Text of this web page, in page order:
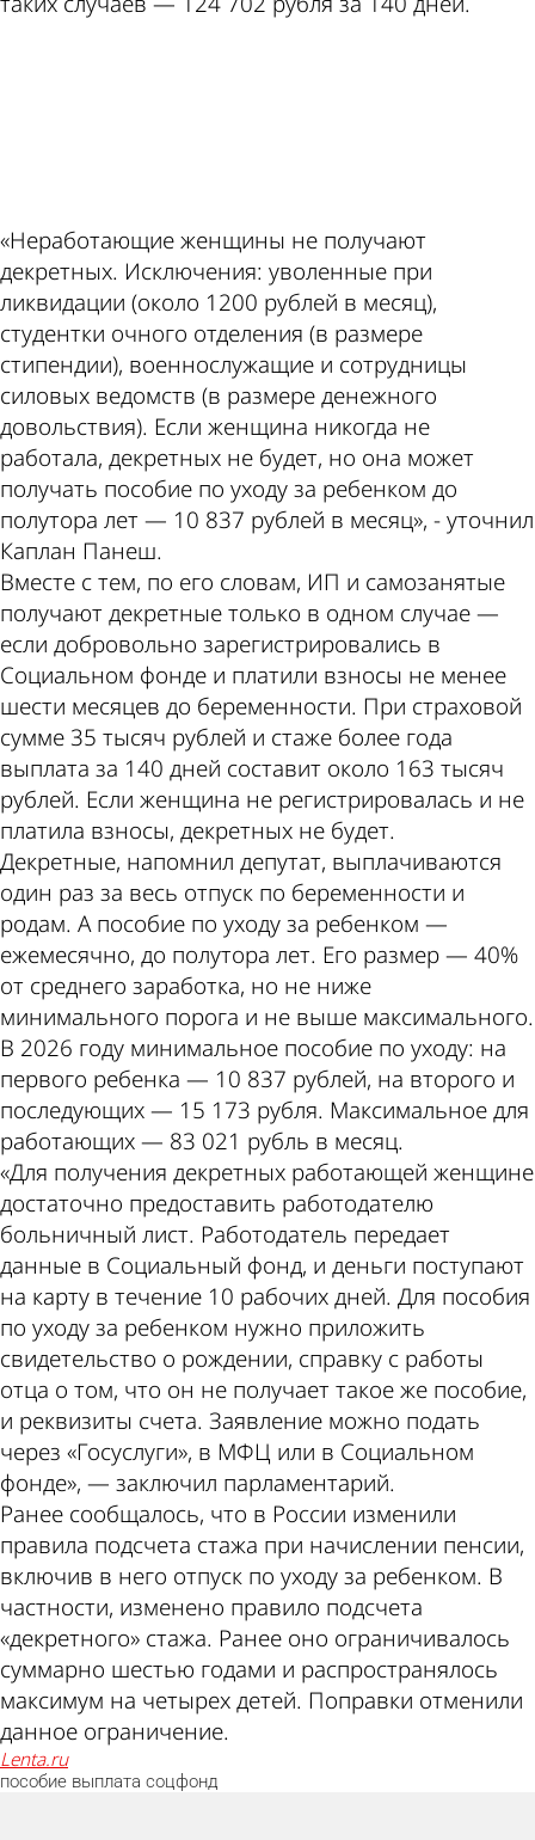
«Неработающие женщины не получают
декретных. Исключения: уволенные при
ликвидации (около 1200 рублей в месяц),
студентки очного отделения (в размере
стипендии), военнослужащие и сотрудницы
силовых ведомств (в размере денежного
довольствия). Если женщина никогда не
работала, декретных не будет, но она может
получать пособие по уходу за ребенком до
полутора лет — 10 837 рублей в месяц», - уточнил
Каплан Панеш.
Вместе с тем, по его словам, ИП и самозанятые
получают декретные только в одном случае —
если добровольно зарегистрировались в
Социальном фонде и платили взносы не менее
шести месяцев до беременности. При страховой
сумме 35 тысяч рублей и стаже более года
выплата за 140 дней составит около 163 тысяч
рублей. Если женщина не регистрировалась и не
платила взносы, декретных не будет.
Декретные, напомнил депутат, выплачиваются
один раз за весь отпуск по беременности и
родам. А пособие по уходу за ребенком —
ежемесячно, до полутора лет. Его размер — 40%
от среднего заработка, но не ниже
минимального порога и не выше максимального.
В 2026 году минимальное пособие по уходу: на
первого ребенка — 10 837 рублей, на второго и
последующих — 15 173 рубля. Максимальное для
работающих — 83 021 рубль в месяц.
«Для получения декретных работающей женщине
достаточно предоставить работодателю
больничный лист. Работодатель передает
данные в Социальный фонд, и деньги поступают
на карту в течение 10 рабочих дней. Для пособия
по уходу за ребенком нужно приложить
свидетельство о рождении, справку с работы
отца о том, что он не получает такое же пособие,
и реквизиты счета. Заявление можно подать
через «Госуслуги», в МФЦ или в Социальном
фонде», — заключил парламентарий.
Ранее сообщалось, что в России изменили
правила подсчета стажа при начислении пенсии,
включив в него отпуск по уходу за ребенком. В
частности, изменено правило подсчета
«декретного» стажа. Ранее оно ограничивалось
суммарно шестью годами и распространялось
максимум на четырех детей. Поправки отменили
данное ограничение.
lenta.ru
пособие выплата соцфонд